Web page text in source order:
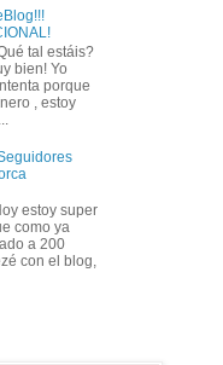
tal estáis?
bien! Yo
porque
, estoy
estoy super
como ya
a 200
con el blog,